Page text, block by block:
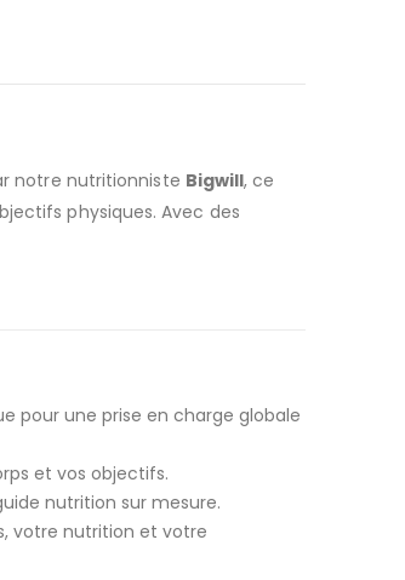
notre nutritionniste Bigwill, ce
physiques. Avec des
pour une prise en charge globale
et vos objectifs.
nutrition sur mesure.
votre nutrition et votre